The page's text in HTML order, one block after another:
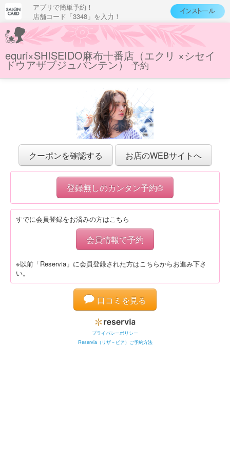
アプリで簡単予約！
店舗コード「3348」を入力！
equri×SHISEIDO麻布十番店（エクリ ×シセイ
ドウアザブジュバンテン）予約
クーポンを確認する お店のWEBサイトへ
登録無しのカンタン予約®
すでに会員登録をお済みの方はこちら
会員情報で予約
※以前「Reservia」に会員登録された方はこちらからお進み下さ
い。
口コミを見る
プライバシーポリシー
Reservia（リザ－ビア）ご予約方法